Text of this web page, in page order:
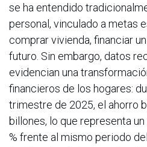
se ha entendido
personal, vinculado a metas
comprar vivienda, financiar
futuro. Sin embargo, datos
evidencian una
financieros de los hogares:
trimestre de 2025, el ahorro
billones, lo que representa
% frente al mismo periodo